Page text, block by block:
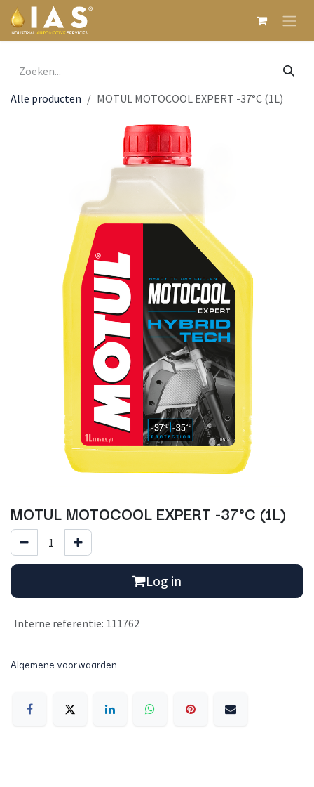
Overslaan naar inhoud
Alle producten MOTUL MOTOCOOL EXPERT -37°C (1L)
MOTUL MOTOCOOL EXPERT -37°C (1L)
Log in
Interne referentie: 111762
Algemene voorwaarden